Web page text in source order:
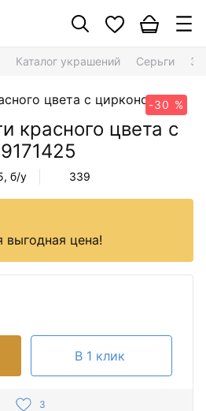
Каталог украшений Серьги
-30 %
красного цвета с
, б/у 339
цена!
В 1 клик
3